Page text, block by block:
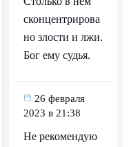
сконцентрирова
но злости и лжи.
Бог ему судья.
26 февраля
2023 в 21:38
Не рекомендую